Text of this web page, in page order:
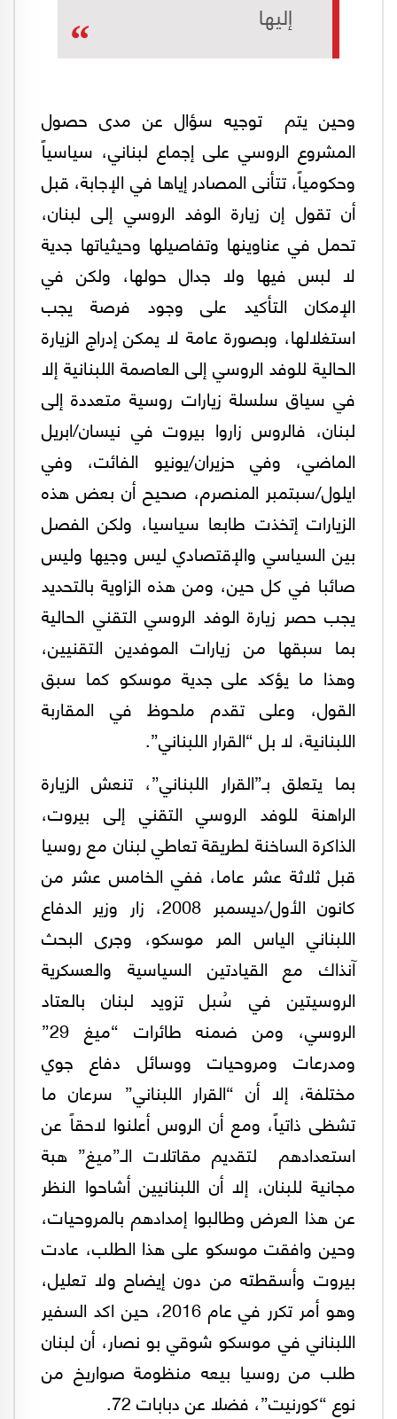
إليها
وحين يتم توجيه سؤال عن مدى حصول
المشروع الروسي على إجماع لبناني، سياسياً
وحكومياً، تتأنى المصادر إياها في الإجابة، قبل
أن تقول إن زيارة الوفد الروسي إلى لبنان،
تحمل في عناوينها وتفاصيلها وحيثياتها جدية
لا لبس فيها ولا جدال حولها، ولكن في
الإمكان التأكيد على وجود فرصة يجب
استغلالها، وبصورة عامة لا يمكن إدراج الزيارة
الحالية للوفد الروسي إلى العاصمة اللبنانية إلا
في سياق سلسلة زيارات روسية متعددة إلى
لبنان، فالروس زاروا بيروت في نيسان/ابريل
الماضي، وفي حزيران/يونيو الفائت، وفي
ايلول/سبتمبر المنصرم، صحيح أن بعض هذه
الزيارات إتخذت طابعا سياسيا، ولكن الفصل
بين السياسي والإقتصادي ليس وجيها وليس
صائبا في كل حين، ومن هذه الزاوية بالتحديد
يجب حصر زيارة الوفد الروسي التقني الحالية
بما سبقها من زيارات الموفدين التقنيين،
وهذا ما يؤكد على جدية موسكو كما سبق
القول، وعلى تقدم ملحوظ في المقاربة
اللبنانية، لا بل “القرار اللبناني”.
بما يتعلق بـ”القرار اللبناني”، تنعش الزيارة
الراهنة للوفد الروسي التقني إلى بيروت،
الذاكرة الساخنة لطريقة تعاطي لبنان مع روسيا
قبل ثلاثة عشر عاما، ففي الخامس عشر من
كانون الأول/ديسمبر 2008، زار وزير الدفاع
اللبناني الياس المر موسكو، وجرى البحث
آنذاك مع القيادتين السياسية والعسكرية
الروسيتين في سُبل تزويد لبنان بالعتاد
الروسي، ومن ضمنه طائرات “ميغ 29”
ومدرعات ومروحيات ووسائل دفاع جوي
مختلفة، إلا أن “القرار اللبناني” سرعان ما
تشظى ذاتياً، ومع أن الروس أعلنوا لاحقاً عن
استعدادهم لتقديم مقاتلات الـ”ميغ” هبة
مجانية للبنان، إلا أن اللبنانيين أشاحوا النظر
عن هذا العرض وطالبوا إمدادهم بالمروحيات،
وحين وافقت موسكو على هذا الطلب، عادت
بيروت وأسقطته من دون إيضاح ولا تعليل،
وهو أمر تكرر في عام 2016، حين اكد السفير
اللبناني في موسكو شوقي بو نصار، أن لبنان
طلب من روسيا بيعه منظومة صواريخ من
نوع “كورنيت”، فضلا عن دبابات 72.